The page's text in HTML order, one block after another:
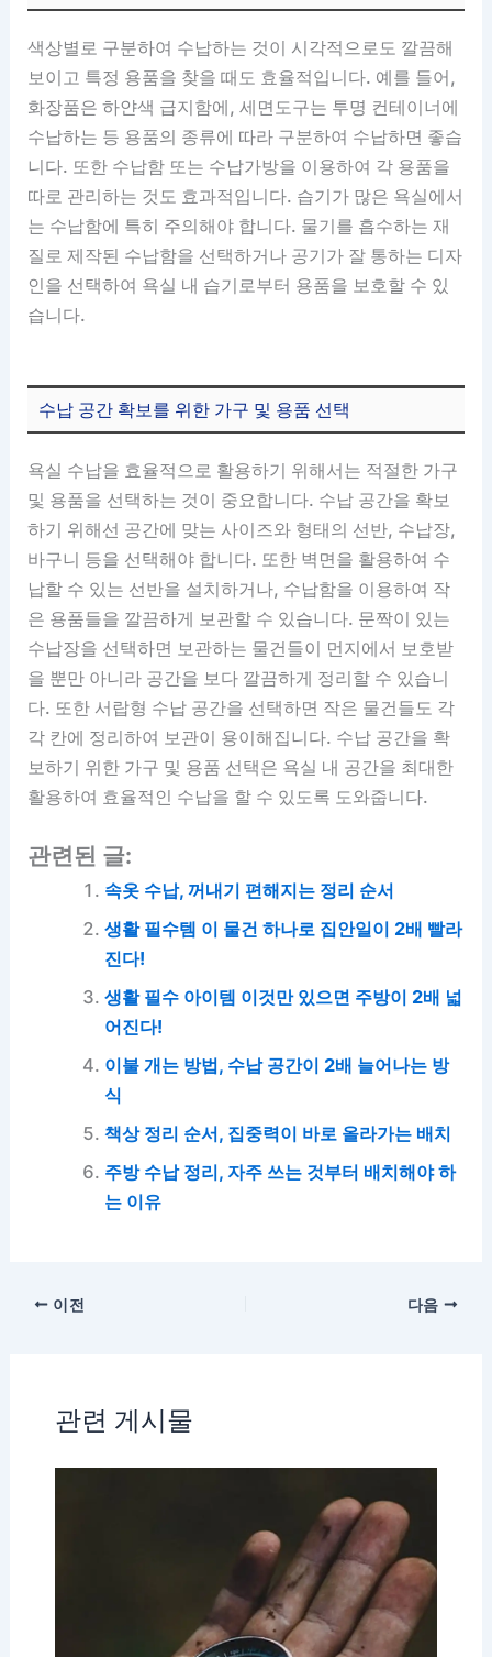
색상별로 구분하여 수납하는 것이 시각적으로도 깔끔해
보이고 특정 용품을 찾을 때도 효율적입니다. 예를 들어,
화장품은 하얀색 급지함에, 세면도구는 투명 컨테이너에
수납하는 등 용품의 종류에 따라 구분하여 수납하면 좋습
니다. 또한 수납함 또는 수납가방을 이용하여 각 용품을
따로 관리하는 것도 효과적입니다. 습기가 많은 욕실에서
는 수납함에 특히 주의해야 합니다. 물기를 흡수하는 재
질로 제작된 수납함을 선택하거나 공기가 잘 통하는 디자
인을 선택하여 욕실 내 습기로부터 용품을 보호할 수 있
습니다.
수납 공간 확보를 위한 가구 및 용품 선택
욕실 수납을 효율적으로 활용하기 위해서는 적절한 가구
및 용품을 선택하는 것이 중요합니다. 수납 공간을 확보
하기 위해선 공간에 맞는 사이즈와 형태의 선반, 수납장,
바구니 등을 선택해야 합니다. 또한 벽면을 활용하여 수
납할 수 있는 선반을 설치하거나, 수납함을 이용하여 작
은 용품들을 깔끔하게 보관할 수 있습니다. 문짝이 있는
수납장을 선택하면 보관하는 물건들이 먼지에서 보호받
을 뿐만 아니라 공간을 보다 깔끔하게 정리할 수 있습니
다. 또한 서랍형 수납 공간을 선택하면 작은 물건들도 각
각 칸에 정리하여 보관이 용이해집니다. 수납 공간을 확
보하기 위한 가구 및 용품 선택은 욕실 내 공간을 최대한
활용하여 효율적인 수납을 할 수 있도록 도와줍니다.
관련된 글:
속옷 수납, 꺼내기 편해지는 정리 순서
생활 필수템 이 물건 하나로 집안일이 2배 빨라
진다!
생활 필수 아이템 이것만 있으면 주방이 2배 넓
어진다!
이불 개는 방법, 수납 공간이 2배 늘어나는 방
식
책상 정리 순서, 집중력이 바로 올라가는 배치
주방 수납 정리, 자주 쓰는 것부터 배치해야 하
는 이유
이전 다음
관련 게시물